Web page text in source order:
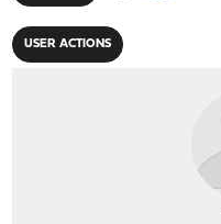
USER ACTIONS